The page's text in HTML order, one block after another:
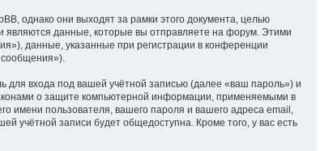
однако они выходят за рамки этого документа, целью
являются данные, которые вы отправляете на форум. Этими
данные, указанные при регистрации в конференции
входа под вашей учётной записью (далее «ваш пароль») и
о защите компьютерной информации, применяемыми в
имени пользователя, вашего пароля и вашего адреса email,
учётной записи будет общедоступна. Кроме того, у вас есть